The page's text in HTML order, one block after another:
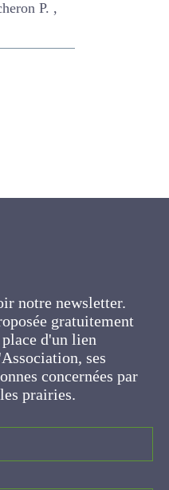
P. ,
P. ,
la mise en place
entre l'Association,
personnes
fourragères et les